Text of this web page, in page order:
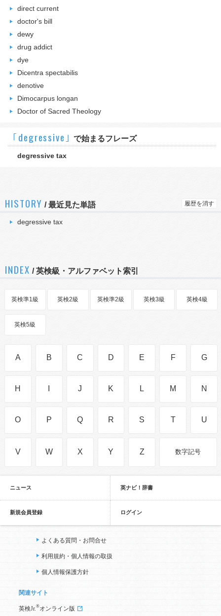
direct current
doctor's bill
dewy
drug addict
dye
Dicentra spectabilis
denotive
Dimocarpus longan
Doctor of Sacred Theology
｢degressive｣ で始まるフレーズ
degressive tax
HISTORY /最近見た単語 履歴を消す
degressive tax
INDEX / 英検級・アルファベット索引
英検準1級 英検2級 英検準2級 英検3級 英検4級
英検5級
A B C D E F G
H J K L M N
O P Q R S T U
V W X Y Z 数字記号
ニュース 英ナビ！辞書
新規会員登録 ログイン
よくある質問・お問合せ
利用規約・個人情報の取扱
個人情報保護方針
関連サイト
英検Jr. ®オンライン版